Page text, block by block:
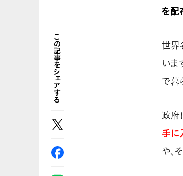
を配
世界
いま
で暮
政府
手に
や、
この記事をシェアする